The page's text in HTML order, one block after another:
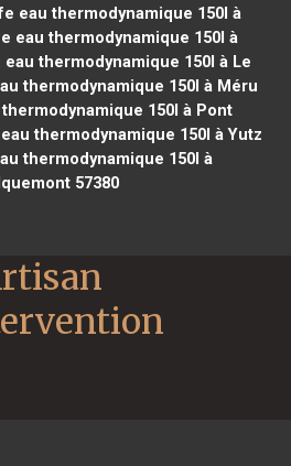
eau thermodynamique 150l à
eau thermodynamique 150l à
thermodynamique 150l à Le
thermodynamique 150l à Méru
150l à Pont
thermodynamique 150l à Yutz
thermodynamique 150l à
57380